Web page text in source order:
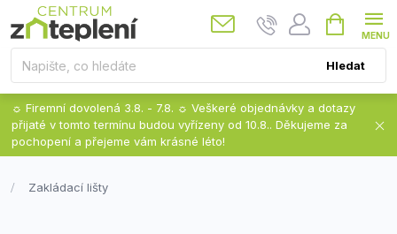
na
obsah
Hledat
Nákupní
košík
☼ Firemní dovolená 3.8. - 7.8. ☼ Veškeré objednávky a dotazy
přijaté v tomto termínu budou vyřízeny od 10.8.. Děkujeme za
pochopení a přejeme vám krásné léto!
Zakládací lišty